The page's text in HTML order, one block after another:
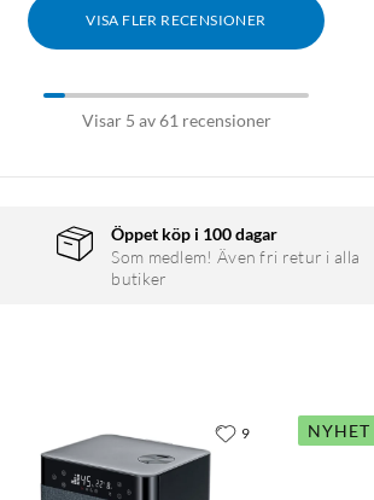
VISA FLER RECENSIONER
Visar 5 av 61 recensioner
Öppet köp i 100 dagar
Som medlem! Även fri retur i alla
butiker
9 NYHET